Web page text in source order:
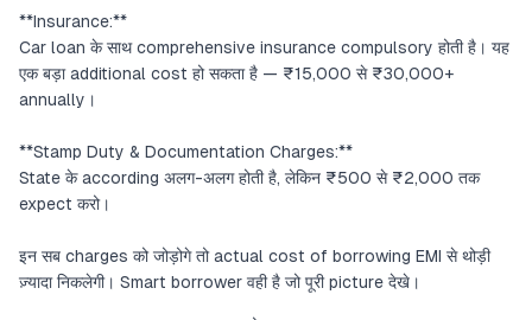
**Insurance:**
Car loan के साथ comprehensive insurance compulsory होती है। यह
एक बड़ा additional cost हो सकता है — ₹15,000 से ₹30,000+
annually।
**Stamp Duty & Documentation Charges:**
State के according अलग-अलग होती है, लेकिन ₹500 से ₹2,000 तक
expect करो।
इन सब charges को जोड़ोगे तो actual cost of borrowing EMI से थोड़ी
ज़्यादा निकलेगी। Smart borrower वही है जो पूरी picture देखे।